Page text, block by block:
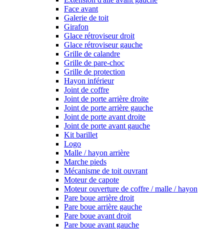
Face avant
Galerie de toit
Girafon
Glace rétroviseur droit
Glace rétroviseur gauche
Grille de calandre
Grille de pare-choc
Grille de protection
Hayon inférieur
Joint de coffre
Joint de porte arrière droite
Joint de porte arrière gauche
Joint de porte avant droite
Joint de porte avant gauche
Kit barillet
Logo
Malle / hayon arrière
Marche pieds
Mécanisme de toit ouvrant
Moteur de capote
Moteur ouverture de coffre / malle / hayon
Pare boue arrière droit
Pare boue arrière gauche
Pare boue avant droit
Pare boue avant gauche